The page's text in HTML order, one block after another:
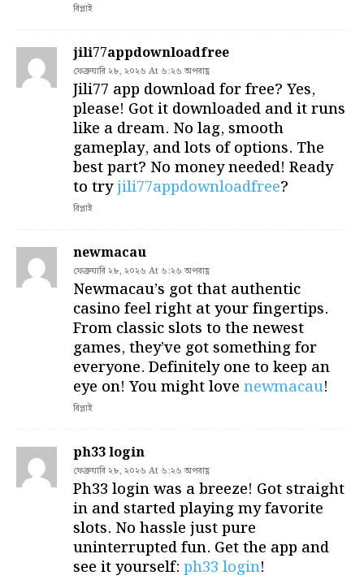
রিপ্লাই
jili77appdownloadfree
ফেব্রুয়ারি ২৮, ২০২৬ At ৬:২৬ অপরাহ্ণ
Jili77 app download for free? Yes,
please! Got it downloaded and it runs
like a dream. No lag, smooth
gameplay, and lots of options. The
best part? No money needed! Ready
to tryjili77appdownloadfree?
রিপ্লাই
newmacau
ফেব্রুয়ারি ২৮, ২০২৬ At ৬:২৬ অপরাহ্ণ
Newmacau’s got that authentic
casino feel right at your fingertips.
From classic slots to the newest
games, they’ve got something for
everyone. Definitely one to keep an
eye on! You might love newmacau!
রিপ্লাই
ph33 login
ফেব্রুয়ারি ২৮, ২০২৬ At ৬:২৬ অপরাহ্ণ
Ph33 login was a breeze! Got straight
in and started playing my favorite
slots. No hassle just pure
uninterrupted fun. Get the app and
see it yourself: ph33 login!